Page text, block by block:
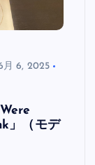
月 6, 2025
」（モデ